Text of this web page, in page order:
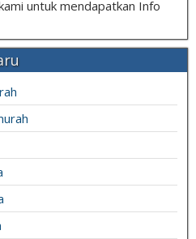
untuk mendapatkan Info